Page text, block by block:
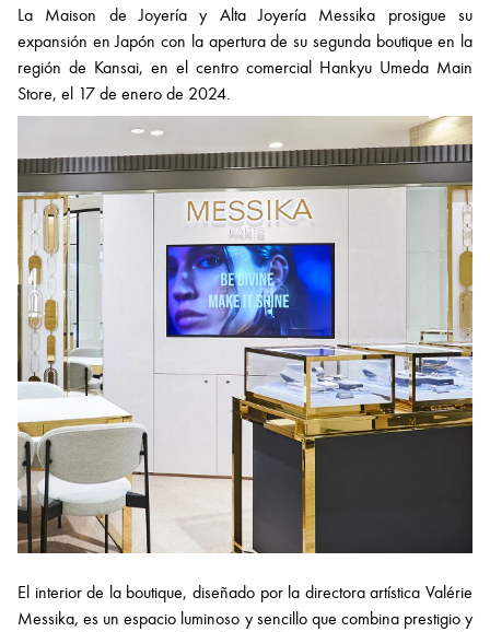
La Maison de Joyería y Alta Joyería Messika prosigue su
expansión en Japón con la apertura de su segunda boutique en la
región de Kansai, en el centro comercial Hankyu Umeda Main
Store, el 17 de enero de 2024.
El interior de la boutique, diseñado por la directora artística Valérie
Messika, es un espacio luminoso y sencillo que combina prestigio y